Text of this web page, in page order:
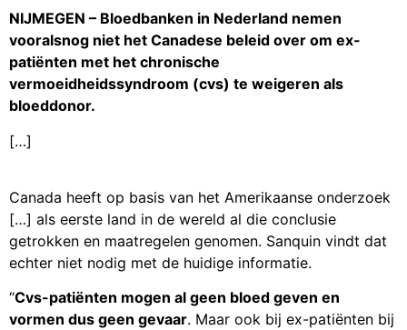
NIJMEGEN – Bloedbanken in Nederland nemen
vooralsnog niet het Canadese beleid over om ex-
patiënten met het chronische
vermoeidheidssyndroom (cvs) te weigeren als
bloeddonor.
[…]
Canada heeft op basis van het Amerikaanse onderzoek
[…] als eerste land in de wereld al die conclusie
getrokken en maatregelen genomen. Sanquin vindt dat
echter niet nodig met de huidige informatie.
“Cvs-patiënten mogen al geen bloed geven en
vormen dus geen gevaar. Maar ook bij ex-patiënten bij